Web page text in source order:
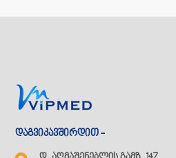
დაგვიკავშირდით -